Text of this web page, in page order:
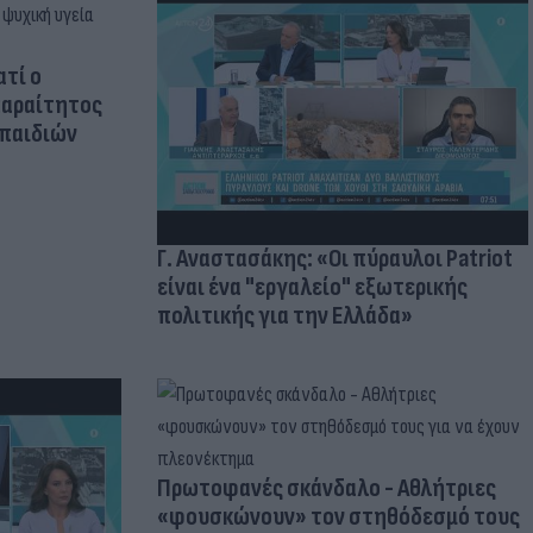
ο
Γ. Αναστασάκης: «Οι πύραυλοι Patriot
είναι ένα "εργαλείο" εξωτερικής
πολιτικής για την Ελλάδα»
Πρωτοφανές σκάνδαλο - Aθλήτριες
«φουσκώνουν» τον στηθόδεσμό τους